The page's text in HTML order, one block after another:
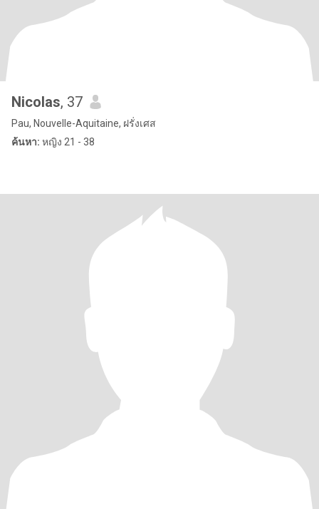
Nicolas, 37
Pau, Nouvelle-Aquitaine, ฝรั่งเศส
ค้นหา: หญิง 21 - 38